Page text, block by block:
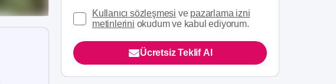
Kullanıcı sözleşmesi ve pazarlama izni
metinlerini okudum ve kabul ediyorum.
Ücretsiz Teklif Al